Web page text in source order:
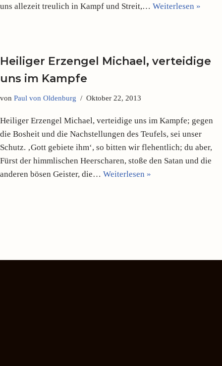
uns allezeit treulich in Kampf und Streit,… Weiterlesen »
Heiliger Erzengel Michael, verteidige
uns im Kampfe
von Paul von Oldenburg Oktober 22, 2013
Heiliger Erzengel Michael, verteidige uns im Kampfe; gegen
die Bosheit und die Nachstellungen des Teufels, sei unser
Schutz. ‚Gott gebiete ihm‘, so bitten wir flehentlich; du aber,
Fürst der himmlischen Heerscharen, stoße den Satan und die
anderen bösen Geister, die… Weiterlesen »